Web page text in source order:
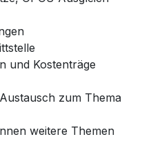
und Kostenträge
zum Thema
weitere Themen